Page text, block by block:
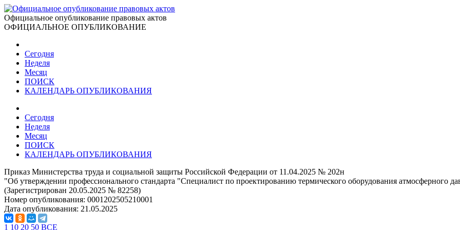
Официальное опубликование правовых актов
ОФИЦИАЛЬНОЕ ОПУБЛИКОВАНИЕ
Сегодня
Неделя
Месяц
ПОИСК
КАЛЕНДАРЬ ОПУБЛИКОВАНИЯ
Сегодня
Неделя
Месяц
ПОИСК
КАЛЕНДАРЬ ОПУБЛИКОВАНИЯ
Приказ Министерства труда и социальной защиты Российской Федерации от 11.04.2025 № 202н
"Об утверждении профессионального стандарта "Специалист по проектированию термического оборудования атмосферного
(Зарегистрирован 20.05.2025 № 82258)
Номер опубликования: 0001202505210001
Дата опубликования: 21.05.2025
1 10 20 50 ВСЕ